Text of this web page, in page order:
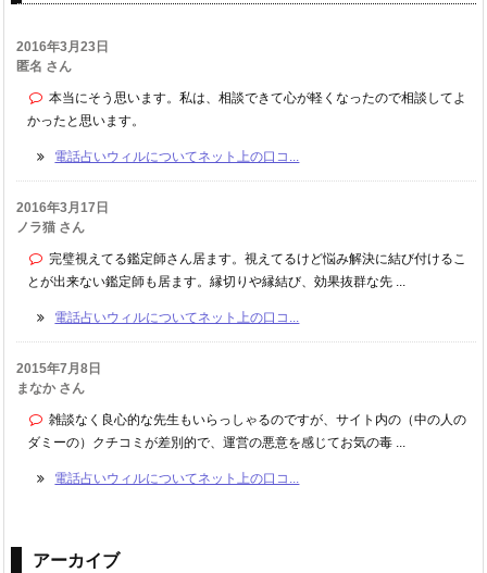
2016年3月23日
匿名 さん
本当にそう思います。私は、相談できて心が軽くなったので相談してよ
かったと思います。
電話占いウィルについてネット上の口コ...
2016年3月17日
ノラ猫 さん
完璧視えてる鑑定師さん居ます。視えてるけど悩み解決に結び付けるこ
とが出来ない鑑定師も居ます。縁切りや縁結び、効果抜群な先 ...
電話占いウィルについてネット上の口コ...
2015年7月8日
まなか さん
雑談なく良心的な先生もいらっしゃるのですが、サイト内の（中の人の
ダミーの）クチコミが差別的で、運営の悪意を感じてお気の毒 ...
電話占いウィルについてネット上の口コ...
アーカイブ